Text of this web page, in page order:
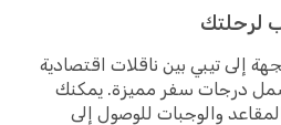
لرحلتك
إلى تيبي بين ناقلات اقتصادية
درجات سفر مميزة. يمكنك
والوجبات للوصول إلى